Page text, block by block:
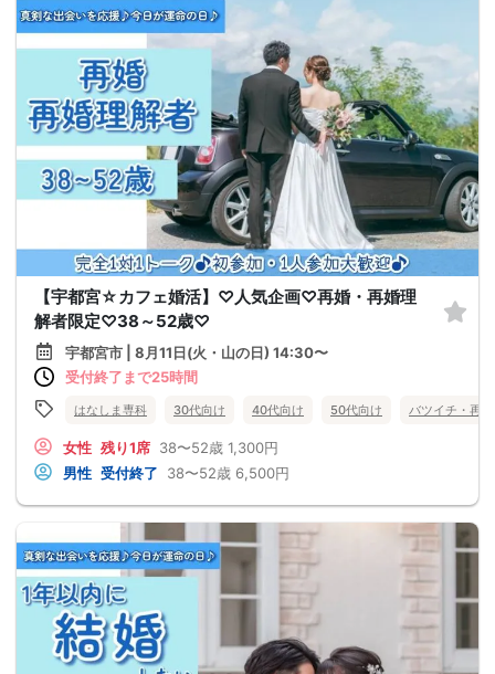
【宇都宮☆カフェ婚活】♡人気企画♡再婚・再婚理
解者限定♡38～52歳♡
宇都宮市 | 8月11日(火・山の日) 14:30〜
受付終了まで25時間
はなしま専科 30代向け 40代向け 50代向け バツイチ・再婚
女性 残り1席 38〜52歳 1,300円
男性 受付終了 38〜52歳 6,500円